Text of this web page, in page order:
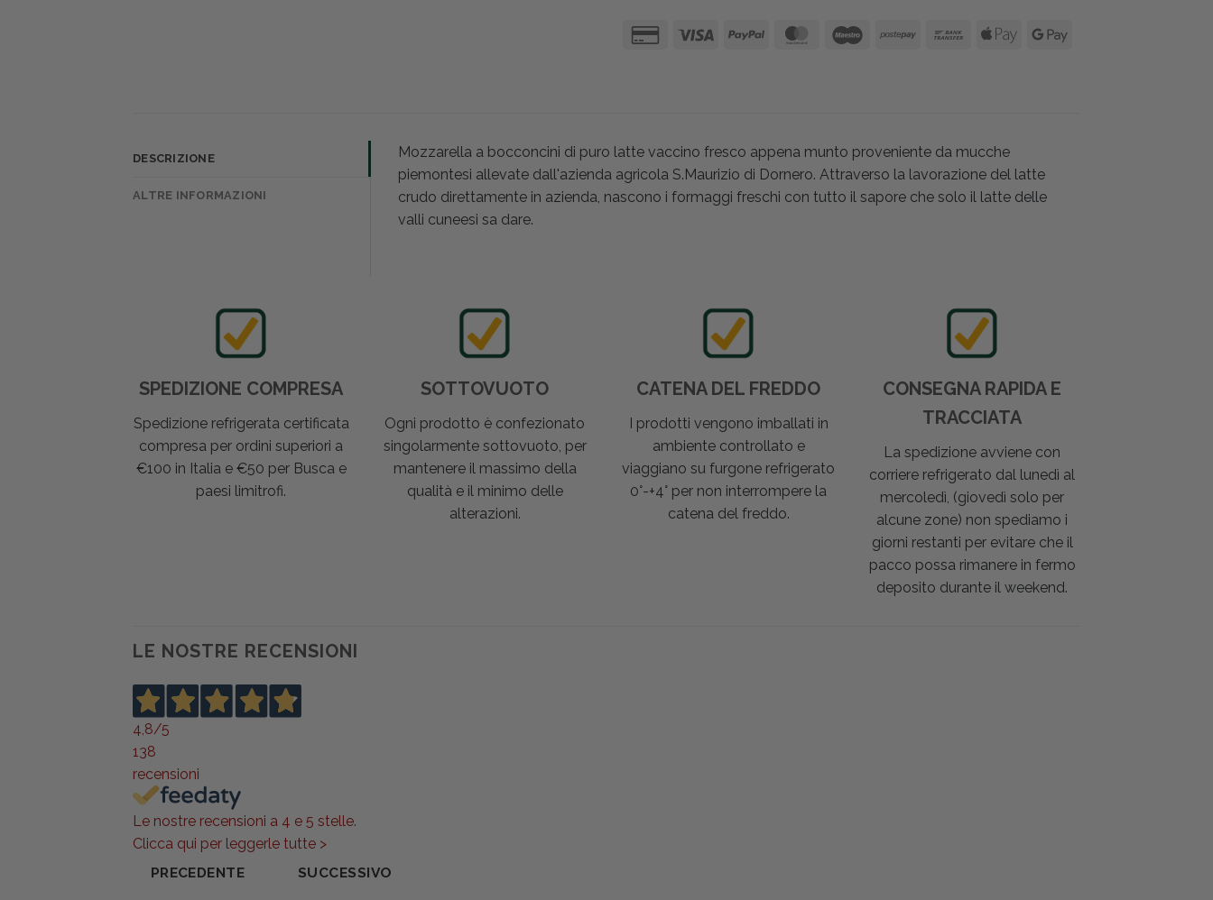
DESCRIZIONE
ALTRE INFORMAZIONI
Mozzarella a bocconcini di puro latte vaccino fresco appena munto proveniente da mucche
piemontesi allevate dall'azienda agricola S.Maurizio di Dornero. Attraverso la lavorazione del latte
crudo direttamente in azienda, nascono i formaggi freschi con tutto il sapore che solo il latte delle
valli cuneesi sa dare.
SPEDIZIONE COMPRESA
Spedizione refrigerata certificata
compresa per ordini superiori a
€100 in Italia e €50 per Busca e
paesi limitrofi.
SOTTOVUOTO
Ogni prodotto è confezionato
singolarmente sottovuoto, per
mantenere il massimo della
qualità e il minimo delle
alterazioni.
CATENA DEL FREDDO
I prodotti vengono imballati in
ambiente controllato e
viaggiano su furgone refrigerato
0°-+4° per non interrompere la
catena del freddo.
CONSEGNA RAPIDA E
TRACCIATA
La spedizione avviene con
corriere refrigerato dal lunedì al
mercoledì, (giovedì solo per
alcune zone) non spediamo i
giorni restanti per evitare che il
pacco possa rimanere in fermo
deposito durante il weekend.
LE NOSTRE RECENSIONI
4,8/5
138
recensioni
Le nostre recensioni a 4 e 5 stelle.
Clicca qui per leggerle tutte >
PRECEDENTE
SUCCESSIVO